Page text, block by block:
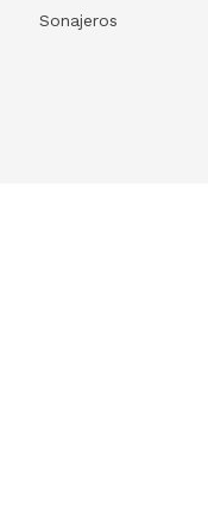
Sonajeros